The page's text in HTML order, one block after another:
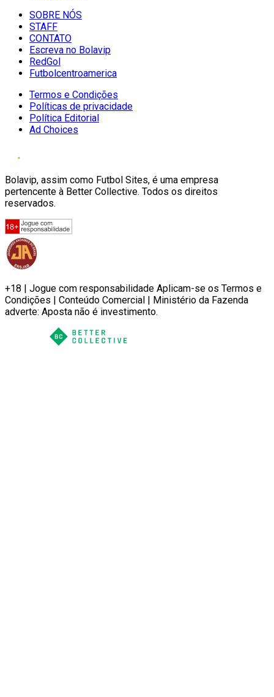
SOBRE NÓS
STAFF
CONTATO
Escreva no Bolavip
RedGol
Futbolcentroamerica
Termos e Condições
Políticas de privacidade
Política Editorial
Ad Choices
Bolavip, assim como Futbol Sites, é uma empresa
pertencente à Better Collective. Todos os direitos
reservados.
+18 | Jogue com responsabilidade Aplicam-se os Termos e
Condições | Conteúdo Comercial | Ministério da Fazenda
adverte: Aposta não é investimento.